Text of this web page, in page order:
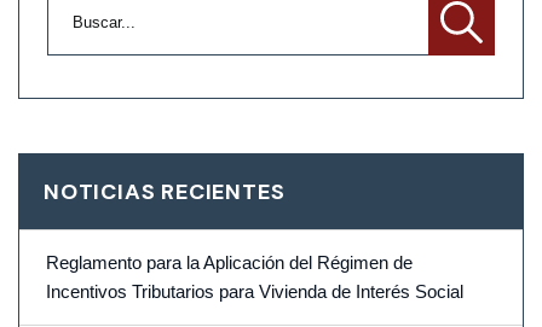
NOTICIAS RECIENTES
Reglamento para la Aplicación del Régimen de
Incentivos Tributarios para Vivienda de Interés Social